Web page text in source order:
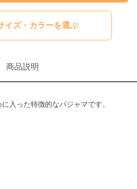
イズ・カラーを選ぶ
商品説明
入った特徴的なパジャマです。